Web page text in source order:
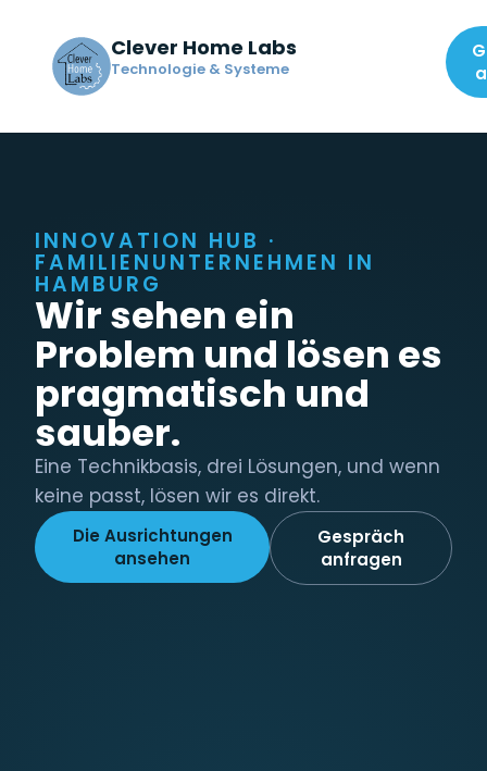
Clever Home Labs
Technologie & Systeme
INNOVATION HUB ·
FAMILIENUNTERNEHMEN IN
HAMBURG
Wir sehen ein
Problem und lösen es
pragmatisch und
sauber.
Eine Technikbasis, drei Lösungen, und wenn
keine passt, lösen wir es direkt.
Die Ausrichtungen
ansehen
Gespräch
anfragen